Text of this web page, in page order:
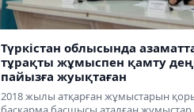
Түркістан облысында
тұрақты жұмыспен қамту
пайызға жуықтаған
2018 жылы атқарған жұмыстарын